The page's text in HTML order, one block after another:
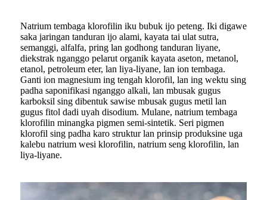
Natrium tembaga klorofilin iku bubuk ijo peteng. Iki digawe
saka jaringan tanduran ijo alami, kayata tai ulat sutra,
semanggi, alfalfa, pring lan godhong tanduran liyane,
diekstrak nganggo pelarut organik kayata aseton, metanol,
etanol, petroleum eter, lan liya-liyane, lan ion tembaga.
Ganti ion magnesium ing tengah klorofil, lan ing wektu sing
padha saponifikasi nganggo alkali, lan mbusak gugus
karboksil sing dibentuk sawise mbusak gugus metil lan
gugus fitol dadi uyah disodium. Mulane, natrium tembaga
klorofilin minangka pigmen semi-sintetik. Seri pigmen
klorofil sing padha karo struktur lan prinsip produksine uga
kalebu natrium wesi klorofilin, natrium seng klorofilin, lan
liya-liyane.